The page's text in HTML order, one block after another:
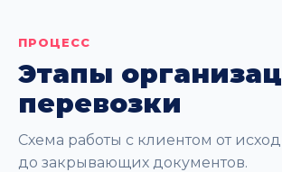
ПРОЦЕСС
Этапы
перевозки
Схема работы с клиентом от
до закрывающих документов.